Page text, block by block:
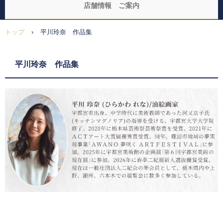
店舗情報 ご案内
トップ › 平川玲奈 作品集
平川玲奈 作品集